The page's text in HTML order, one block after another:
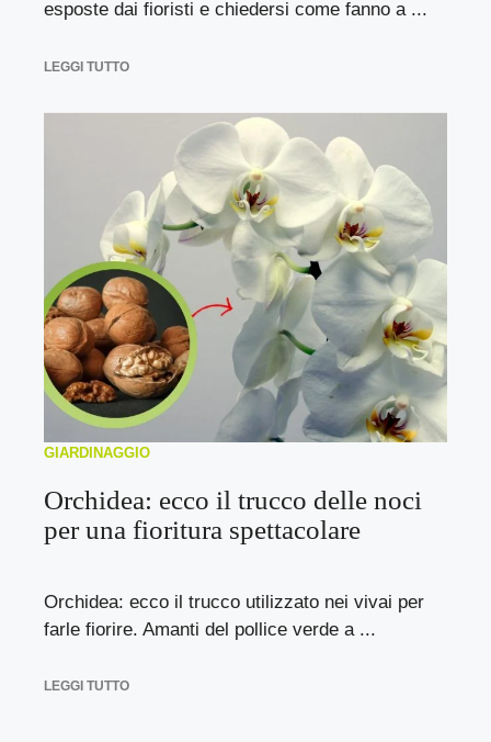
esposte dai fioristi e chiedersi come fanno a ...
LEGGI TUTTO
GIARDINAGGIO
Orchidea: ecco il trucco delle noci
per una fioritura spettacolare
Orchidea: ecco il trucco utilizzato nei vivai per
farle fiorire. Amanti del pollice verde a ...
LEGGI TUTTO